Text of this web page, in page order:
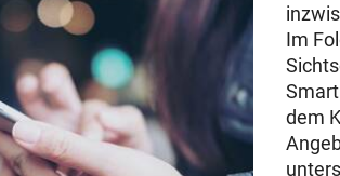
Im
dem